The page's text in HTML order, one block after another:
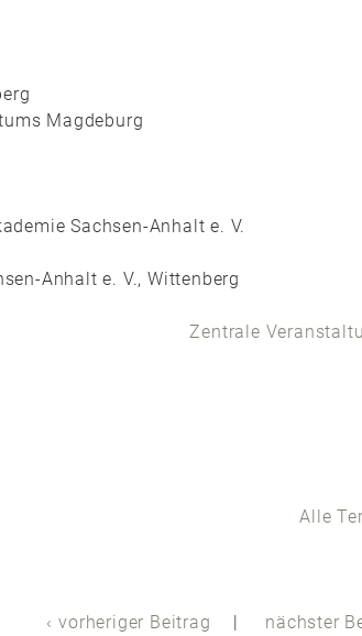
Magdeburg
Sachsen-Anhalt e. V.
Anhalt e. V., Wittenberg
Zentrale
Alle
vorheriger Beitrag nächster